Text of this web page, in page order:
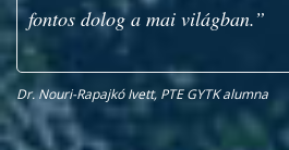
fontos dolog a mai világban.”
Dr. Nouri-Rapajkó Ivett, PTE GYTK alumna